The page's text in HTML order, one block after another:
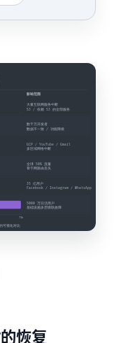
恢复